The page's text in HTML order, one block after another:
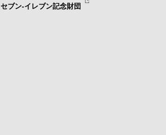
セブン-イレブン記念財団